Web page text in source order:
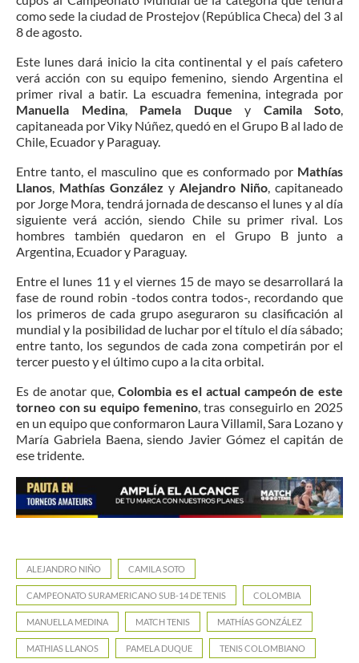
como sede la ciudad de Prostejov (República Checa) del 3 al
8 de agosto.
Este lunes dará inicio la cita continental y el país cafetero
verá acción con su equipo femenino, siendo Argentina el
primer rival a batir. La escuadra femenina, integrada por
Manuella Medina, Pamela Duque y Camila Soto
capitaneada por Viky Núñez, quedó en el Grupo B al lado de
Chile, Ecuador y Paraguay.
Entre tanto, el masculino que es conformado por Mathías
Llanos Mathías González y Alejandro Niño , capitaneado
por Jorge Mora, tendrá jornada de descanso el lunes y al día
siguiente verá acción, siendo Chile su primer rival. Los
hombres también quedaron en el Grupo B junto a
Argentina, Ecuador y Paraguay.
Entre el lunes 11 y el viernes 15 de mayo se desarrollará la
fase de round robin -todos contra todos-, recordando que
los primeros de cada grupo aseguraron su clasificación al
mundial y la posibilidad de luchar por el título el día sábado;
entre tanto, los segundos de cada zona competirán por el
tercer puesto y el último cupo a la cita orbital.
Es de anotar que, Colombia es el actual campeón de este
torneo con su equipo femenino, tras conseguirlo en 2025
en un equipo que conformaron Laura Villamil, Sara Lozano y
María Gabriela Baena, siendo Javier Gómez el capitán de
ese tridente.
ALEJANDRO NIÑO CAMILA SOTO
CAMPEONATO SURAMERICANO SUB-14 DE TENIS COLOMBIA
MANUELLA MEDINA MATCH TENIS MATHÍAS GONZÁLEZ
MATHIAS LLANOS PAMELA DUQUE TENIS COLOMBIANO